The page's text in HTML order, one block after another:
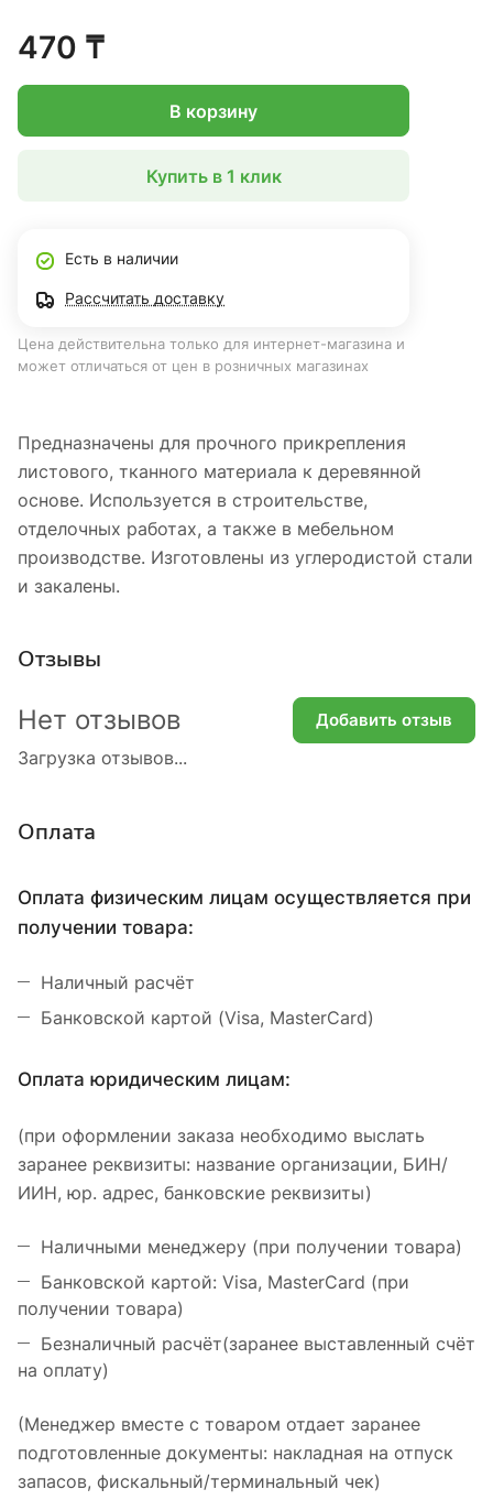
470 ₸
В корзину
Купить в 1 клик
Есть в наличии
Рассчитать доставку
Цена действительна только для интернет-магазина и
может отличаться от цен в розничных магазинах
Предназначены для прочного прикрепления
листового, тканного материала к деревянной
основе. Используется в строительстве,
отделочных работах, а также в мебельном
производстве. Изготовлены из углеродистой стали
и закалены.
Отзывы
Загрузка отзывов...
Нет отзывов Добавить отзыв
Оплата
Оплата физическим лицам осуществляется при
получении товара:
Наличный расчёт
Банковской картой (Visa, MasterCard)
Оплата юридическим лицам:
(при оформлении заказа необходимо выслать
заранее реквизиты: название организации, БИН/
ИИН, юр. адрес, банковские реквизиты)
Наличными менеджеру (при получении товара)
Банковской картой: Visa, MasterCard (при
получении товара)
Безналичный расчёт(заранее выставленный счёт
на оплату)
(Менеджер вместе с товаром отдает заранее
подготовленные документы: накладная на отпуск
запасов, фискальный/терминальный чек)